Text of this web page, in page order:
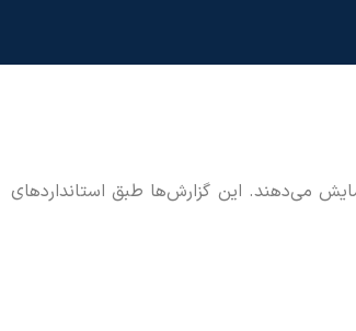
می‌دهند. این گزارش‌ها طبق استانداردهای